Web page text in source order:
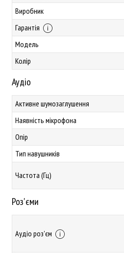
Виробник
Гарантія
Модель
Колір
Аудіо
Активне шумозаглушення
Наявність мікрофона
Опір
Тип навушників
Частота (Гц)
Роз'єми
Аудіо роз'єм